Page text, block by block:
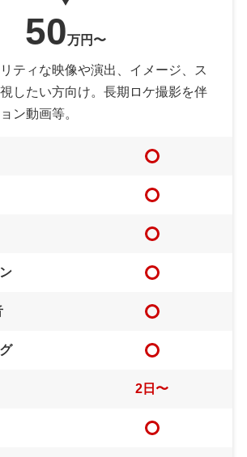
50万円〜
ティな映像や演出、イメージ、ス
したい方向け。長期ロケ撮影を伴
ン動画等。
2日〜